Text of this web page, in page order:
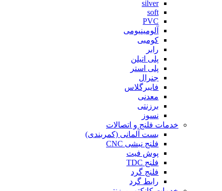
silver
soft
PVC
آلومینیومی
کومبی
رابر
پلی اتیلن
پلی استر
جنرال
فایبرگلاس
معدنی
برزنتی
نسوز
خدمات فلنج و اتصالات
بست آلمانی (کمربندی)
فلنج نبشی CNC
پوش فیت
فلنج TDC
فلنج گرد
رابط گرد